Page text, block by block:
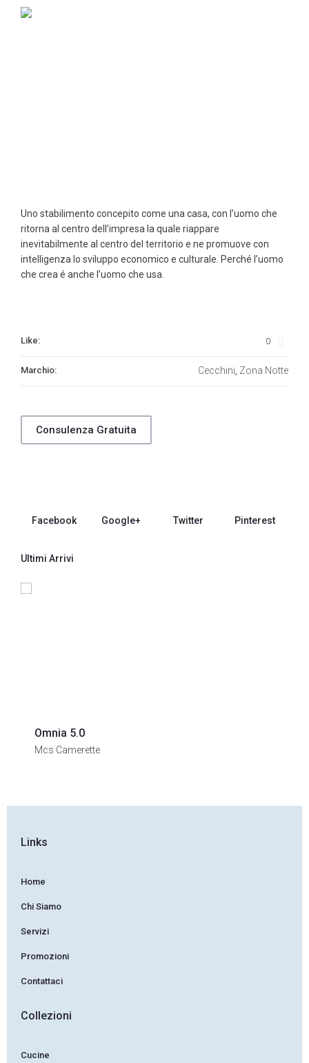
Uno stabilimento concepito come una casa, con l’uomo che
ritorna al centro dell’impresa la quale riappare
inevitabilmente al centro del territorio e ne promuove con
intelligenza lo sviluppo economico e culturale. Perché l’uomo
che crea é anche l’uomo che usa.
Like: 0
Marchio: Cecchini Zona Notte
Consulenza Gratuita
Facebook Google+ Twitter Pinterest
Ultimi Arrivi
Omnia 5.0
Mcs Camerette
Links
Home
Chi Siamo
Servizi
Promozioni
Contattaci
Collezioni
Cucine